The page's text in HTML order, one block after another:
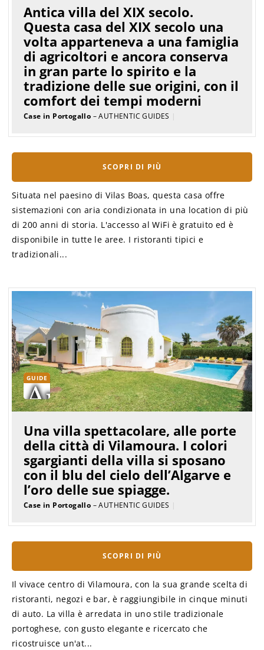
Antica villa del XIX secolo.
Questa casa del XIX secolo una
volta apparteneva a una famiglia
di agricoltori e ancora conserva
in gran parte lo spirito e la
tradizione delle sue origini, con il
comfort dei tempi moderni
Case in Portogallo – AUTHENTIC GUIDES |
SCOPRI DI PIÙ
Situata nel paesino di Vilas Boas, questa casa offre
sistemazioni con aria condizionata in una location di più
di 200 anni di storia. L'accesso al WiFi è gratuito ed è
disponibile in tutte le aree. I ristoranti tipici e
tradizionali...
GUIDE
Una villa spettacolare, alle porte
della città di Vilamoura. I colori
sgargianti della villa si sposano
con il blu del cielo dell’Algarve e
l’oro delle sue spiagge.
Case in Portogallo – AUTHENTIC GUIDES |
SCOPRI DI PIÙ
Il vivace centro di Vilamoura, con la sua grande scelta di
ristoranti, negozi e bar, è raggiungibile in cinque minuti
di auto. La villa è arredata in uno stile tradizionale
portoghese, con gusto elegante e ricercato che
ricostruisce un'at...